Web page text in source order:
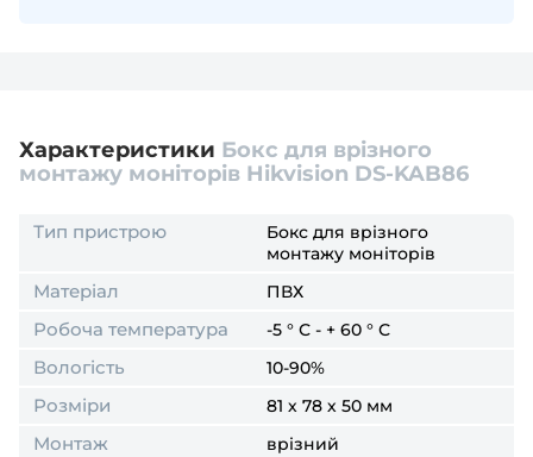
Характеристики Бокс для врізного
монтажу моніторів Hikvision DS-KAB86
Тип пристрою
Бокс для врізного
монтажу моніторів
Матеріал ПВХ
Робоча температура -5 ° С - + 60 ° С
Вологість 10-90%
Розміри 81 х 78 х 50 мм
Монтаж врізний